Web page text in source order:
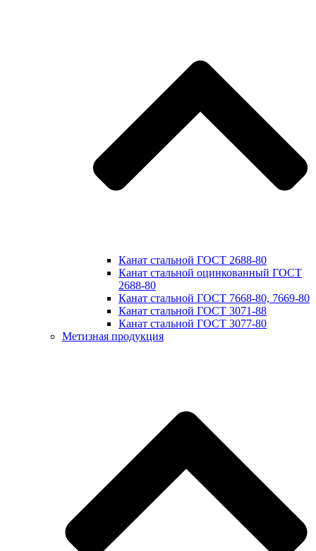
Канат стальной ГОСТ 2688-80
Канат стальной оцинкованный ГОСТ
2688-80
Канат стальной ГОСТ 7668-80, 7669-80
Канат стальной ГОСТ 3071-88
Канат стальной ГОСТ 3077-80
Метизная продукция